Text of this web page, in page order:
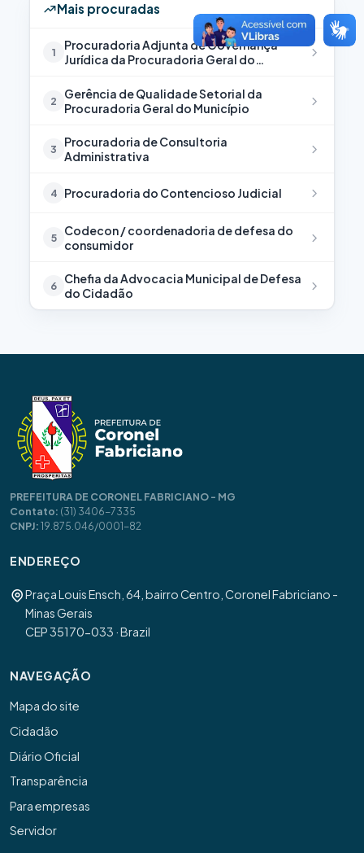
Mais procuradas
1
Procuradoria Adjunta de Governança
Jurídica da Procuradoria Geral do
2
Gerência de Qualidade Setorial da
Procuradoria Geral do Município
3
Procuradoria de Consultoria
Administrativa
4 Procuradoria do Contencioso Judicial
5
Codecon / coordenadoria de defesa do
consumidor
6
Chefia da Advocacia Municipal de Defesa
do Cidadão
PREFEITURA DE CORONEL FABRICIANO - MG
Contato: (31) 3406-7335
CNPJ:19.875.046/0001-82
ENDEREÇO
Praça Louis Ensch, 64, bairro Centro, Coronel Fabriciano -
Minas Gerais
CEP 35170-033 · Brazil
NAVEGAÇÃO
Mapa do site
Cidadão
Diário Oficial
Transparência
Para empresas
Servidor